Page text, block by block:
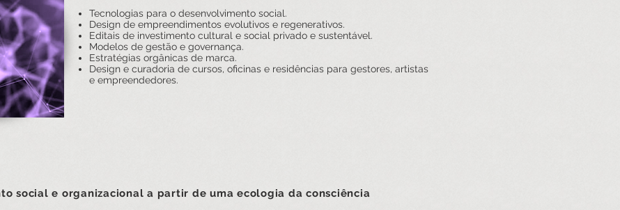
Tecnologias para o desenvolvimento social.
Design de empreendimentos evolutivos e regenerativos.
Editais de investimento cultural e social privado e sustentável.
Modelos de gestão e governança.
Estratégias orgânicas de marca.
Design e curadoria de cursos, oficinas e residências para gestores, artistas
e empreendedores.
social e organizacional a partir de uma ecologia da consciência